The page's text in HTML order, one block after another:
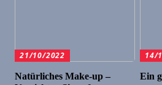
21/10/2022
Natürliches Make-up –
14/
Ein